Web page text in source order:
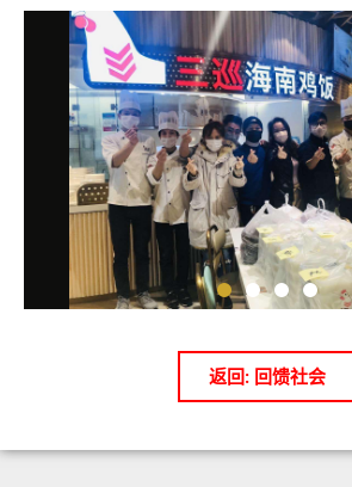
返回: 回馈社会